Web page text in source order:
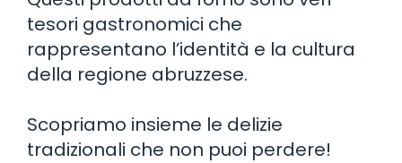
tesori gastronomici che
rappresentano l’identità e la cultura
della regione abruzzese.
Scopriamo insieme le delizie
tradizionali che non puoi perdere!